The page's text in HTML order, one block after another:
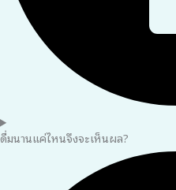
ดื่มนานแค่ไหนจึงจะเห็นผล?